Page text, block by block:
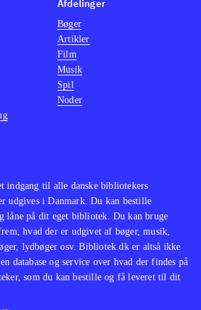
topklasse. Sprog:
18 og ikoner for vold
del i serien,
(Xbox One),
men ikke helt
indgang til alle danske bibliotekers
udgives i Danmark. Du kan bestille
låne på dit eget bibliotek. Du kan bruge
hvad der er udgivet af bøger, musik,
lydbøger osv. Bibliotek.dk er altså ikke
database og service over hvad der findes på
som du kan bestille og få leveret til dit
Afdelinger
Bøger
Artikler
Film
Musik
Spil
Noder